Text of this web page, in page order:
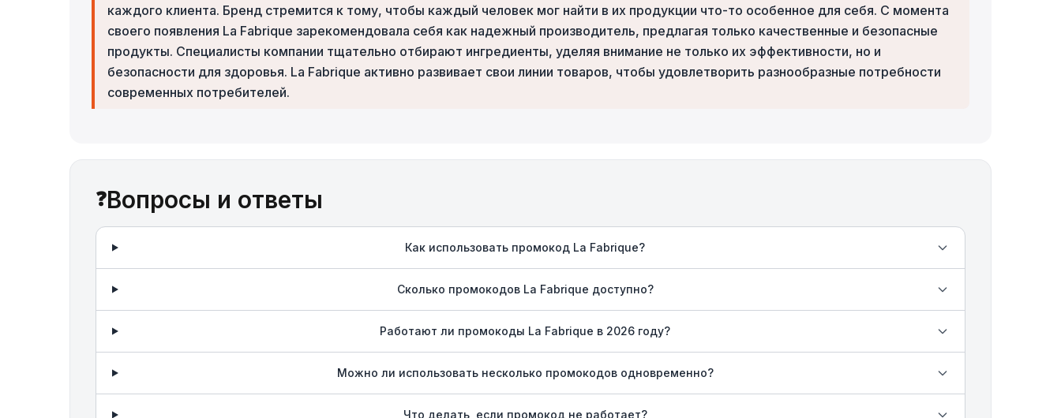
каждого клиента. Бренд стремится к тому, чтобы каждый человек мог найти в их продукции что-то особенное для себя. С момента
своего появления La Fabrique зарекомендовала себя как надежный производитель, предлагая только качественные и безопасные
продукты. Специалисты компании тщательно отбирают ингредиенты, уделяя внимание не только их эффективности, но и
безопасности для здоровья. La Fabrique активно развивает свои линии товаров, чтобы удовлетворить разнообразные потребности
современных потребителей.
❓Вопросы и ответы
Как использовать промокод La Fabrique?
Сколько промокодов La Fabrique доступно?
Работают ли промокоды La Fabrique в 2026 году?
Можно ли использовать несколько промокодов одновременно?
Что делать, если промокод не работает?